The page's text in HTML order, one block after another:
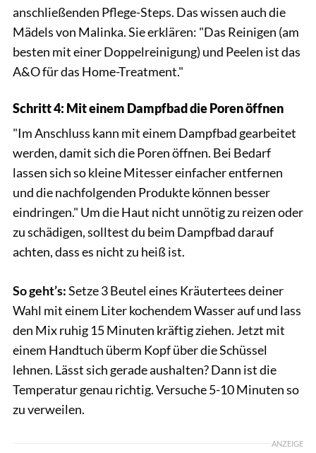
anschließenden Pflege-Steps. Das wissen auch die
Mädels von Malinka. Sie erklären: "Das Reinigen (am
besten mit einer Doppelreinigung) und Peelen ist das
A&O für das Home-Treatment."
Schritt 4: Mit einem Dampfbad die Poren öffnen
"Im Anschluss kann mit einem Dampfbad gearbeitet
werden, damit sich die Poren öffnen. Bei Bedarf
lassen sich so kleine Mitesser einfacher entfernen
und die nachfolgenden Produkte können besser
eindringen." Um die Haut nicht unnötig zu reizen oder
zu schädigen, solltest du beim Dampfbad darauf
achten, dass es nicht zu heiß ist.
So geht’s:Setze 3 Beutel eines Kräutertees deiner
Wahl mit einem Liter kochendem Wasser auf und lass
den Mix ruhig 15 Minuten kräftig ziehen. Jetzt mit
einem Handtuch überm Kopf über die Schüssel
lehnen. Lässt sich gerade aushalten? Dann ist die
Temperatur genau richtig. Versuche 5-10 Minuten so
zu verweilen.
ANZEIGE